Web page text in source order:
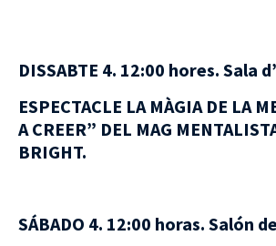
DISSABTE 4. 12:00 hores. Sala
ESPECTACLE LA MÀGIA DE LA
A CREER” DEL MAG
BRIGHT.
SÁBADO 4. 12:00 horas. Salón